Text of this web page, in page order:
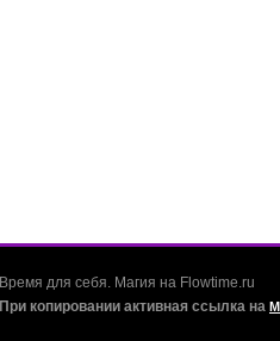
Время для себя. Магия на Flowtime.ru
При копировании активная ссылка на